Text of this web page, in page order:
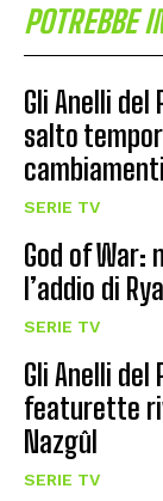
POTREBBE
Gli Anelli
salto
SERIE TV
God of War:
l’addio di
SERIE TV
Gli Anelli
featurette
Nazgûl
SERIE TV